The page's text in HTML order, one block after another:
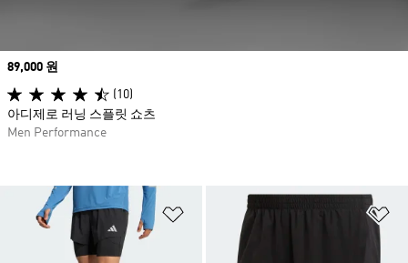
위시리스트 담기
Price
89,000 원
(10)
아디제로 러닝 스플릿 쇼츠
Men Performance